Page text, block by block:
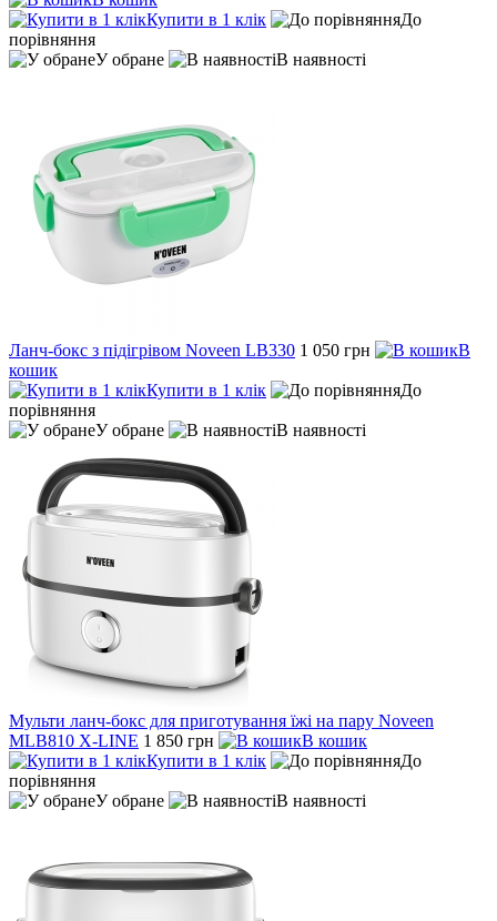
Купити в 1 клік
До
порівняння
У обране
В наявності
Ланч-бокс з підігрівом Noveen LB330 1 050 грн
В
кошик
Купити в 1 клік
До
порівняння
У обране
В наявності
Мульти ланч-бокс для приготування їжі на пару Noveen
MLB810 X-LINE 1 850 грн
В кошик
Купити в 1 клік
До
порівняння
У обране
В наявності